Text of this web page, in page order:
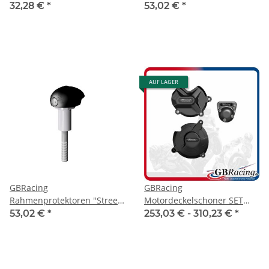
32,28 € *
(Bullet Slider) BMW S1000R
53,02 € *
GBRacing
Rahmenprotektoren "Street"
(Bullet Slider) BMW S1000R
53,02 € *
AUF LAGER
GBRacing
Motordeckelschoner SET
BMW S1000RR 17- / S1000XR
253,03 € - 310,23 € *